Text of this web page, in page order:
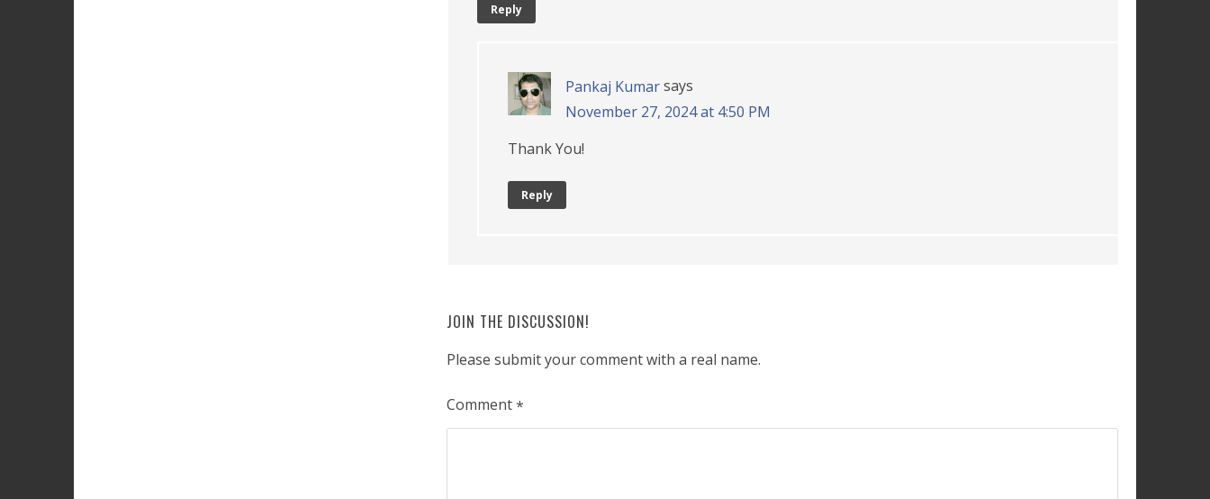
Reply
Pankaj Kumarsays
November 27, 2024 at 4:50 PM
Thank You!
Reply
JOIN THE DISCUSSION!
Please submit your comment with a real name.
Comment*